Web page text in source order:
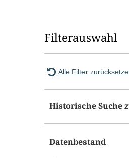
Filterauswahl
Alle Filter
Historische Suche
Datenbestand